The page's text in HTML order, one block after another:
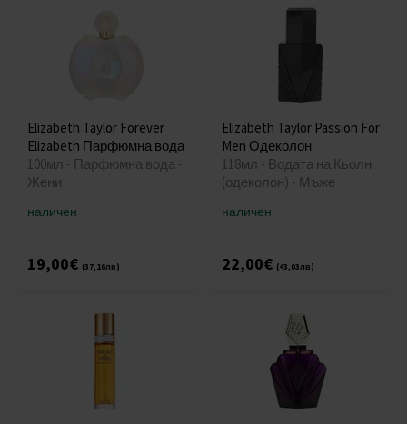
Elizabeth Taylor Forever
Elizabeth Парфюмна вода
100мл - Парфюмна вода -
Жени
наличен
19,00€ (37,16лв)
Elizabeth Taylor Passion For
Men Одеколон
118мл - Водата на Кьолн
(одеколон) - Мъже
наличен
22,00€ (43,03лв)